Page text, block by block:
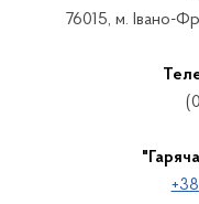
76015, м. Івано-